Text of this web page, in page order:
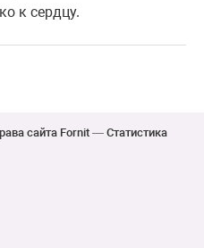
к сердцу.
сайта Fornit— Статистика